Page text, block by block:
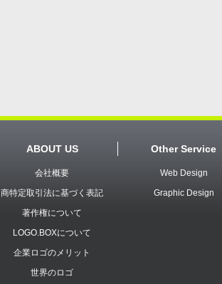
ABOUT US
会社概要
商特定取引法に基づく表記
著作権について
LOGO.BOXについて
企業ロゴのメリット
世界のロゴ
Other Service
Web Design
Graphic Design